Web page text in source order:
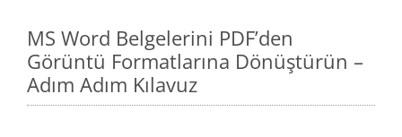
MS Word Belgelerini PDF’den
Görüntü Formatlarına Dönüştürün –
Adım Adım Kılavuz